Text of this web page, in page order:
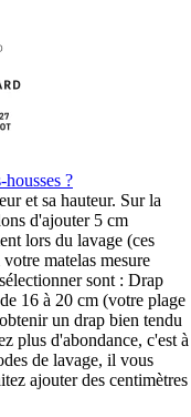
?
et sa hauteur. Sur la
d'ajouter 5 cm
lors du lavage (ces
matelas mesure
sont : Drap
16 à 20 cm (votre plage
un drap bien tendu
plus d'abondance, c'est à
de lavage, il vous
ajouter des centimètres